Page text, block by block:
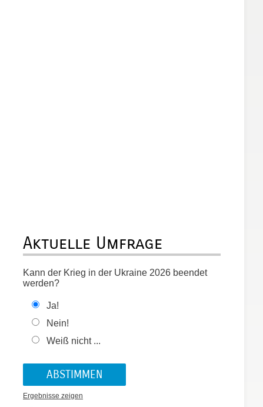
Aktuelle Umfrage
Kann der Krieg in der Ukraine 2026 beendet
werden?
Ja!
Nein!
Weiß nicht ...
Ergebnisse zeigen